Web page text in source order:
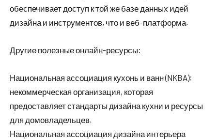
обеспечивает доступ к той же базе данных идей
дизайна и инструментов, что и веб-платформа.
Другие полезные онлайн-ресурсы:
Национальная ассоциация кухонь и ванн (NKBA):
некоммерческая организация, которая
предоставляет стандарты дизайна кухни и ресурсы
для домовладельцев.
Национальная ассоциация дизайна интерьера